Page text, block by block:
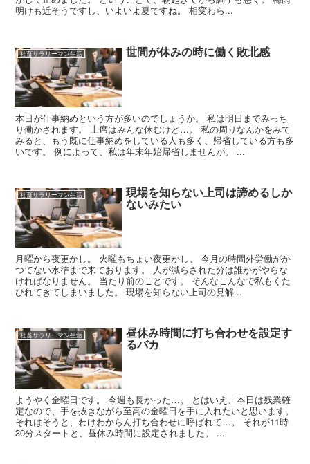
明けも近そうですし、いよいよ夏ですね。 相変わら...
社畜サラリーマン生活 世間が休みの時に働く敗北感
本日が仕事納めという方が多いのでしょうか。 私は明日までみっち
り働かされます。 上席はみんな休むけど…。 私の周りなんかをみて
みると、もう既に仕事納めをしている人も多く、帰省している方も多
いです。 例によって、私は年末年始帰省しませんが。 ...
社畜サラリーマン生活 現場を知らない上司は諦めるしか
ないみたい
月曜から夜更かし。 火曜もちょい夜更かし。 今月の時間外労働がか
つてない水準まで来ております。 人が減らされた分は誰かがやらな
ければなりません。 当たり前のことです。 そんなこんなで私もくた
びれてきてしまいました。 現場を知らない上司の見解...
社畜サラリーマン生活 昼休み時間に打ち合わせを設定す
るバカ
ようやく金曜日です。 今週も長かった…。 とはいえ、本日は残業確
定なので、手を抜きながら至高の金曜日を手に入れたいと思います。
それはそうと、わけわからん打ち合わせに呼ばれて…。 それが11時
30分スタートと、昼休み時間に設定されました。 ...